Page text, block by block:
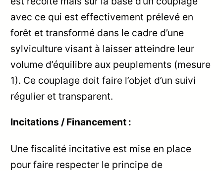
avec ce qui est effectivement prélevé en
forêt et transformé dans le cadre d’une
sylviculture visant à laisser atteindre leur
volume d’équilibre aux peuplements (mesure
1). Ce couplage doit faire l’objet d’un suivi
régulier et transparent.
Incitations / Financement :
Une fiscalité incitative est mise en place
pour faire respecter le principe de